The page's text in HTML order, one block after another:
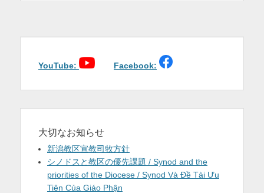
YouTube: Facebook:
大切なお知らせ
新潟教区宣教司牧方針
シノドスと教区の優先課題 / Synod and the
priorities of the Diocese / Synod Và Đề Tài Ưu
Tiên Của Giáo Phận